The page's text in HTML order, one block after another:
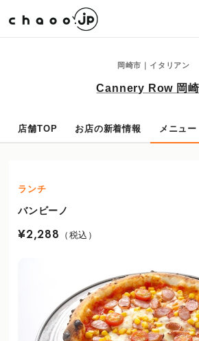
岡崎市｜イタリアン
Cannery Row 岡
店舗TOP お店の新着情報 メニュー
ランチ
バンビーノ
¥2,288 （税込）